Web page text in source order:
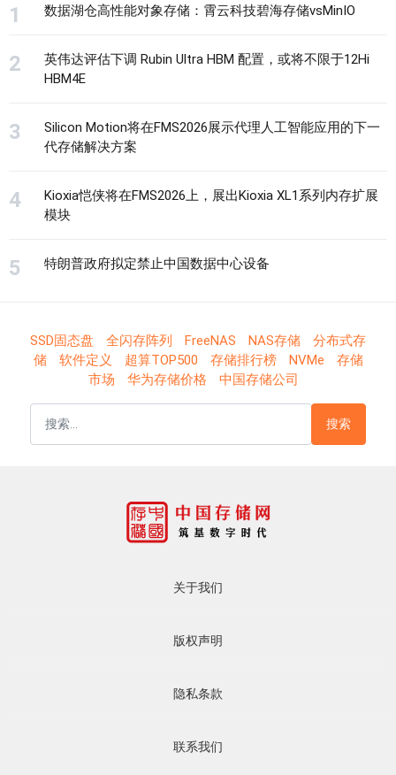
数据湖仓高性能对象存储：霄云科技碧海存储vsMinIO
英伟达评估下调 Rubin Ultra HBM 配置，或将不限于12Hi
HBM4E
Silicon Motion将在FMS2026展示代理人工智能应用的下一
代存储解决方案
Kioxia恺侠将在FMS2026上，展出Kioxia XL1系列内存扩展
模块
特朗普政府拟定禁止中国数据中心设备
SSD固态盘 全闪存阵列 FreeNAS NAS存储
分布式存
储
软件定义 超算TOP500 存储排行榜 NVMe
存储
市场
华为存储价格 中国存储公司
搜索
关于我们
版权声明
隐私条款
联系我们